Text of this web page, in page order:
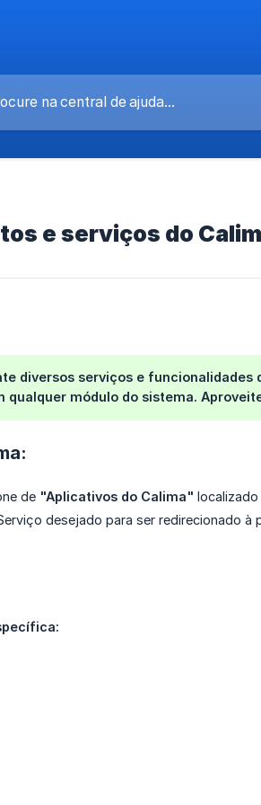
e serviços do
diversos serviços e funcionalidades
qualquer módulo do sistema.
de "Aplicativos do Calima"
desejado para ser redirecionado à